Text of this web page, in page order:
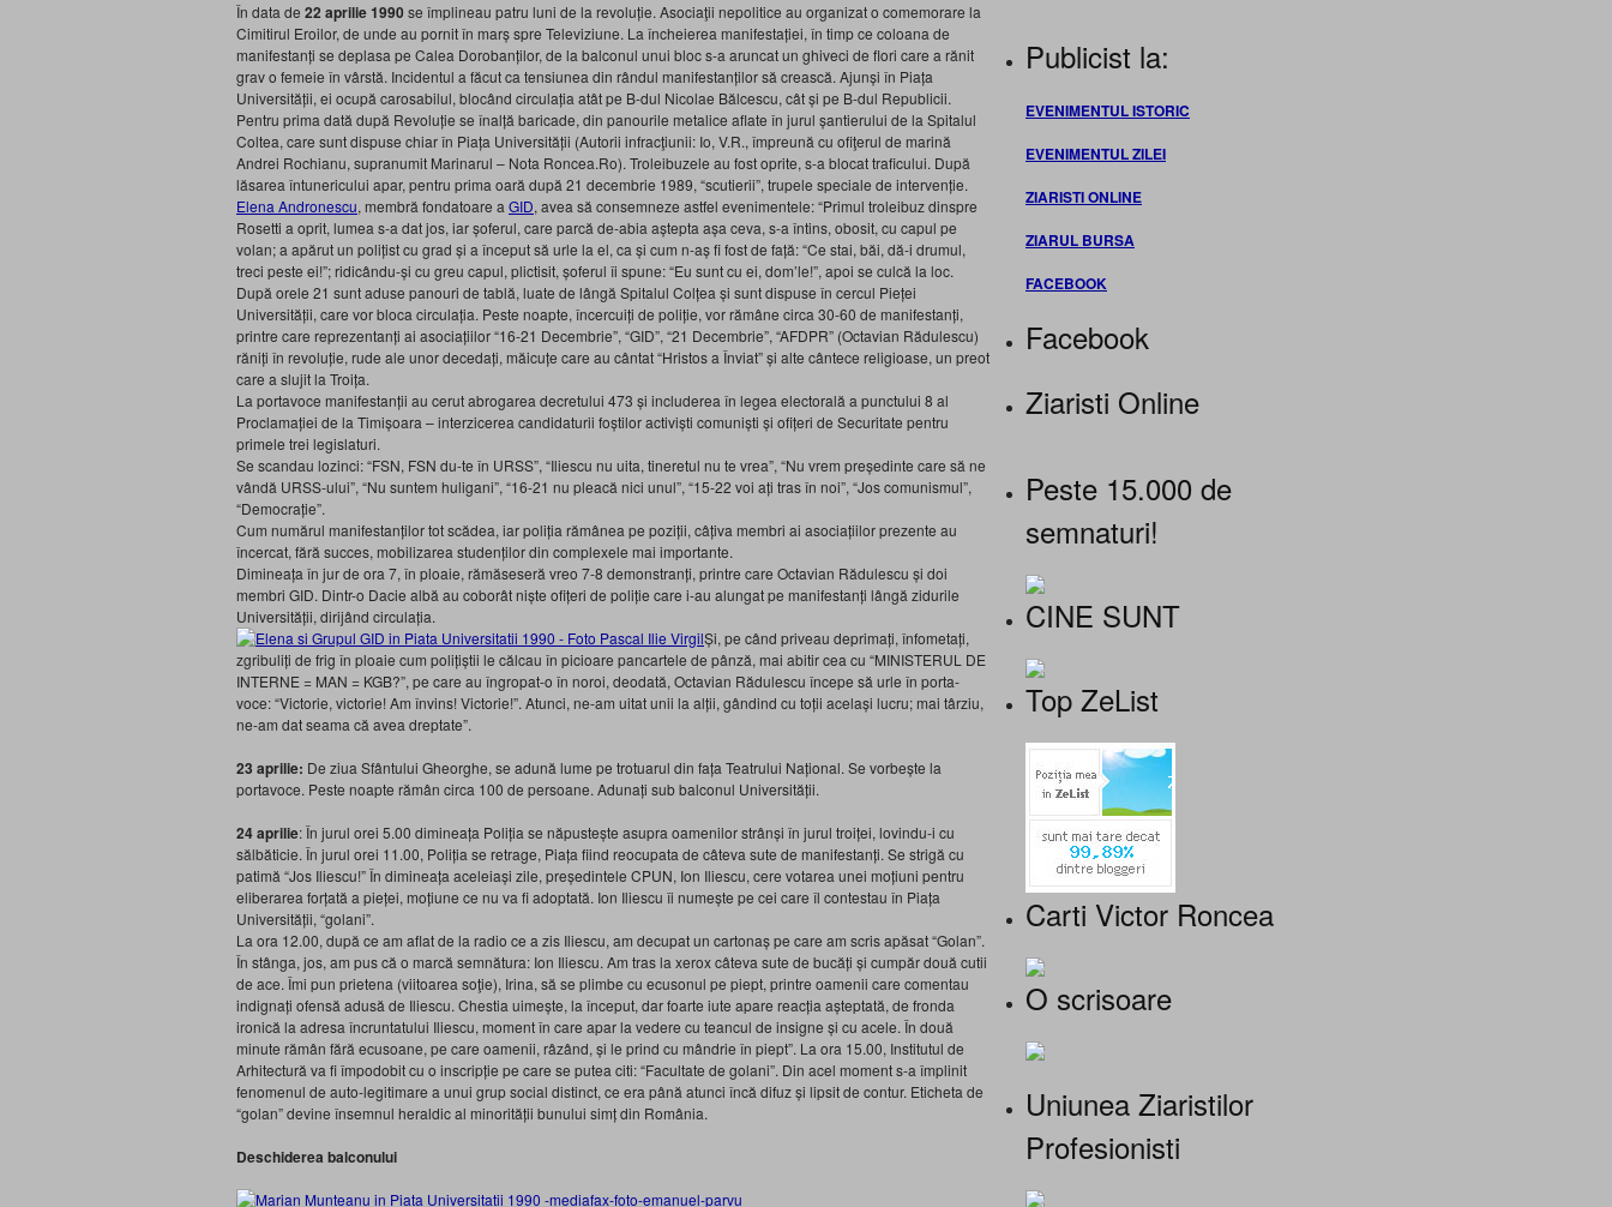
În data de 22 aprilie 1990se împlineau patru luni de la revoluție. Asociaţii nepolitice au organizat o comemorare la
Cimitirul Eroilor, de unde au pornit în marș spre Televiziune. La încheierea manifestației, în timp ce coloana de
manifestanți se deplasa pe Calea Dorobanților, de la balconul unui bloc s-a aruncat un ghiveci de flori care a rănit
grav o femeie în vârstă. Incidentul a făcut ca tensiunea din rândul manifestanților să crească. Ajunși în Piața
Universității, ei ocupă carosabilul, blocând circulația atât pe B-dul Nicolae Bălcescu, cât și pe B-dul Republicii.
Pentru prima dată după Revoluție se înalță baricade, din panourile metalice aflate în jurul șantierului de la Spitalul
Coltea, care sunt dispuse chiar în Piața Universității (Autorii infracţiunii: Io, V.R., împreună cu ofiţerul de marină
Andrei Rochianu, supranumit Marinarul – Nota Roncea.Ro). Troleibuzele au fost oprite, s-a blocat traficului. După
lăsarea întunericului apar, pentru prima oară după 21 decembrie 1989, “scutierii”, trupele speciale de intervenție.
Elena Andronescu, membră fondatoare a GID, avea să consemneze astfel evenimentele: “Primul troleibuz dinspre
Rosetti a oprit, lumea s-a dat jos, iar șoferul, care parcă de-abia aștepta așa ceva, s-a întins, obosit, cu capul pe
volan; a apărut un polițist cu grad și a început să urle la el, ca și cum n-aș fi fost de față: “Ce stai, băi, dă-i drumul,
treci peste ei!”; ridicându-și cu greu capul, plictisit, șoferul îi spune: “Eu sunt cu ei, dom’le!”, apoi se culcă la loc.
După orele 21 sunt aduse panouri de tablă, luate de lângă Spitalul Colțea și sunt dispuse în cercul Pieței
Universității, care vor bloca circulația. Peste noapte, încercuiți de poliție, vor rămâne circa 30-60 de manifestanți,
printre care reprezentanți ai asociațiilor “16-21 Decembrie”, “GID”, “21 Decembrie”, “AFDPR” (Octavian Rădulescu)
răniți în revoluție, rude ale unor decedați, măicuțe care au cântat “Hristos a Înviat” și alte cântece religioase, un preot
care a slujit la Troița.
La portavoce manifestanții au cerut abrogarea decretului 473 și includerea în legea electorală a punctului 8 al
Proclamației de la Timișoara – interzicerea candidaturii foștilor activiști comuniști și ofițeri de Securitate pentru
primele trei legislaturi.
Se scandau lozinci: “FSN, FSN du-te în URSS”, “Iliescu nu uita, tineretul nu te vrea”, “Nu vrem președinte care să ne
vândă URSS-ului”, “Nu suntem huligani”, “16-21 nu pleacă nici unul”, “15-22 voi ați tras în noi”, “Jos comunismul”,
“Democrație”.
Cum numărul manifestanților tot scădea, iar poliția rămânea pe poziții, câțiva membri ai asociațiilor prezente au
încercat, fără succes, mobilizarea studenților din complexele mai importante.
Dimineața în jur de ora 7, în ploaie, rămăseseră vreo 7-8 demonstranți, printre care Octavian Rădulescu și doi
membri GID. Dintr-o Dacie albă au coborât niște ofițeri de poliție care i-au alungat pe manifestanți lângă zidurile
Universității, dirijând circulația.
Și, pe când priveau deprimați, înfometați,
zgribuliți de frig în ploaie cum polițiștii le călcau în picioare pancartele de pânză, mai abitir cea cu “MINISTERUL DE
INTERNE = MAN = KGB?”, pe care au îngropat-o în noroi, deodată, Octavian Rădulescu începe să urle în porta-
voce: “Victorie, victorie! Am învins! Victorie!”. Atunci, ne-am uitat unii la alții, gândind cu toții același lucru; mai târziu,
ne-am dat seama că avea dreptate”.
23 aprilie: De ziua Sfântului Gheorghe, se adună lume pe trotuarul din fața Teatrului Național. Se vorbește la
portavoce. Peste noapte rămân circa 100 de persoane. Adunați sub balconul Universității.
24 aprilie: În jurul orei 5.00 dimineața Poliția se năpustește asupra oamenilor strânși în jurul troiței, lovindu-i cu
sălbăticie. În jurul orei 11.00, Poliția se retrage, Piața fiind reocupata de câteva sute de manifestanți. Se strigă cu
patimă “Jos Iliescu!” În dimineața aceleiași zile, președintele CPUN, Ion Iliescu, cere votarea unei moțiuni pentru
eliberarea forțată a pieței, moțiune ce nu va fi adoptată. Ion Iliescu îi numește pe cei care îl contestau în Piața
Universității, “golani”.
La ora 12.00, după ce am aflat de la radio ce a zis Iliescu, am decupat un cartonaș pe care am scris apăsat “Golan”.
În stânga, jos, am pus că o marcă semnătura: Ion Iliescu. Am tras la xerox câteva sute de bucăți și cumpăr două cutii
de ace. Îmi pun prietena (viitoarea soţie), Irina, să se plimbe cu ecusonul pe piept, printre oamenii care comentau
indignați ofensă adusă de Iliescu. Chestia uimește, la început, dar foarte iute apare reacția așteptată, de fronda
ironică la adresa încruntatului Iliescu, moment în care apar la vedere cu teancul de insigne și cu acele. În două
minute rămân fără ecusoane, pe care oamenii, râzând, și le prind cu mândrie în piept”. La ora 15.00, Institutul de
Arhitectură va fi împodobit cu o inscripție pe care se putea citi: “Facultate de golani”. Din acel moment s-a împlinit
fenomenul de auto-legitimare a unui grup social distinct, ce era până atunci încă difuz și lipsit de contur. Eticheta de
“golan” devine însemnul heraldic al minorității bunului simț din România.
Deschiderea balconului
Publicist la:
EVENIMENTUL ISTORIC
EVENIMENTUL ZILEI
ZIARISTI ONLINE
ZIARUL BURSA
FACEBOOK
Facebook
Ziaristi Online
Peste 15.000 de
semnaturi!
CINE SUNT
Top ZeList
Carti Victor Roncea
O scrisoare
Uniunea Ziaristilor
Profesionisti